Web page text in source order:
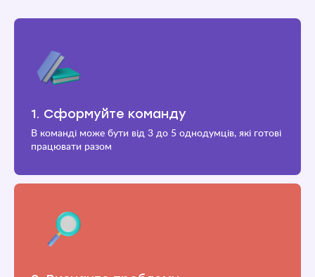
1. Сформуйте команду
В команді може бути від 3 до 5 однодумців, які готові
працювати разом